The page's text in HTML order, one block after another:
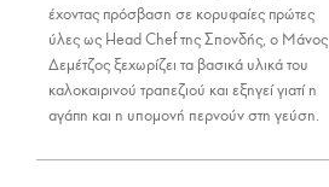
έχοντας πρόσβαση σε κορυφαίες πρώτες
ύλες ως Head Chef της Σπονδής, ο Μάνος
Δεμέτζος ξεχωρίζει τα βασικά υλικά του
καλοκαιρινού τραπεζιού και εξηγεί γιατί η
αγάπη και η υπομονή περνούν στη γεύση.